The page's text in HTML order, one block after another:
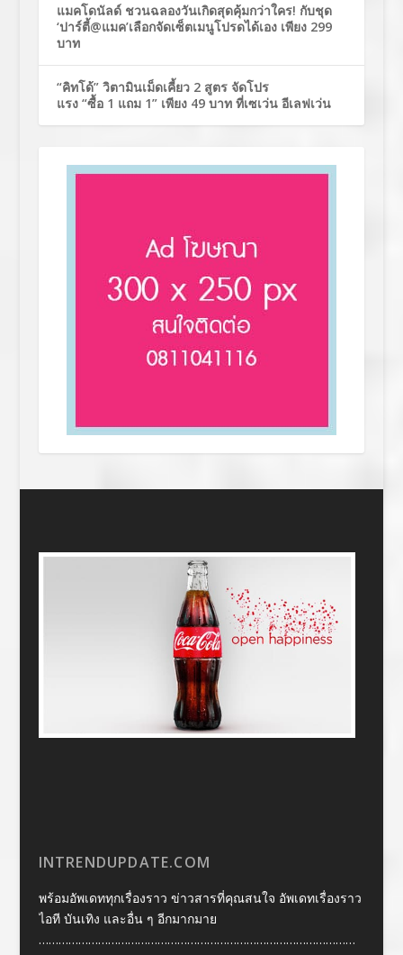
แมคโดนัลด์ ชวนฉลองวันเกิดสุดคุ้มกว่าใคร! กับชุด
‘ปาร์ตี้@แมค’เลือกจัดเซ็ตเมนูโปรดได้เอง เพียง 299
บาท
“คิทโด้” วิตามินเม็ดเคี้ยว 2 สูตร จัดโปร
แรง “ซื้อ 1 แถม 1” เพียง 49 บาท ที่เซเว่น อีเลฟเว่น
INTRENDUPDATE.COM
พร้อมอัพเดททุกเรื่องราว ข่าวสารที่คุณสนใจ อัพเดทเรื่องราว
ไอที บันเทิง และอื่น ๆ อีกมากมาย
……………………………………………………………………………………